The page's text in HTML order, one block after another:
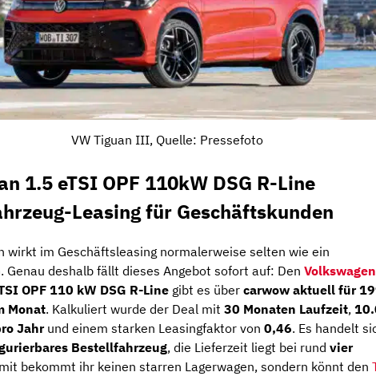
VW Tiguan III, Quelle: Pressefoto
1.5 eTSI OPF 110kW DSG R-Line
Leasing für Geschäftskunden
wirkt im Geschäftsleasing normalerweise selten wie ein
Genau deshalb fällt dieses Angebot sofort auf: Den Volkswagen
OPF 110 kW DSG R-Line gibt es über carwow aktuell für
Monat. Kalkuliert wurde der Deal mit 30 Monaten Laufzeit,
Jahrund einem starken Leasingfaktor von 0,46. Es handelt
Bestellfahrzeug, die Lieferzeit liegt bei rund vier
bekommt ihr keinen starren Lagerwagen, sondern könnt den